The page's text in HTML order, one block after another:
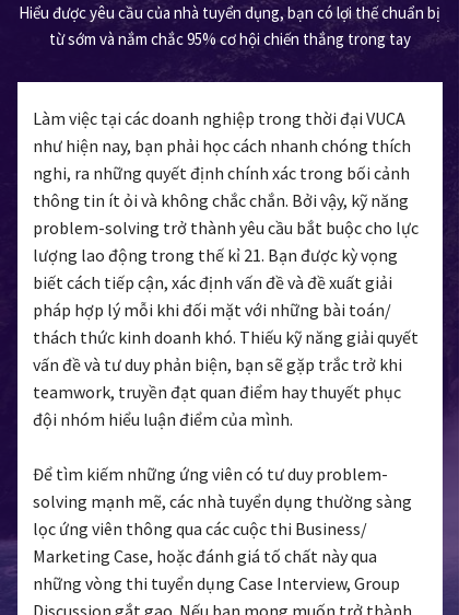
Hiểu được yêu cầu của nhà tuyển dụng, bạn có lợi thế chuẩn bị
từ sớm và nắm chắc 95% cơ hội chiến thắng trong tay
Làm việc tại các doanh nghiệp trong thời đại VUCA
như hiện nay, bạn phải học cách nhanh chóng thích
nghi, ra những quyết định chính xác trong bối cảnh
thông tin ít ỏi và không chắc chắn. Bởi vậy, kỹ năng
problem-solving trở thành yêu cầu bắt buộc cho lực
lượng lao động trong thế kỉ 21. Bạn được kỳ vọng
biết cách tiếp cận, xác định vấn đề và đề xuất giải
pháp hợp lý mỗi khi đối mặt với những bài toán/
thách thức kinh doanh khó. Thiếu kỹ năng giải quyết
vấn đề và tư duy phản biện, bạn sẽ gặp trắc trở khi
teamwork, truyền đạt quan điểm hay thuyết phục
đội nhóm hiểu luận điểm của mình.
Để tìm kiếm những ứng viên có tư duy problem-
solving mạnh mẽ, các nhà tuyển dụng thường sàng
lọc ứng viên thông qua các cuộc thi Business/
Marketing Case, hoặc đánh giá tố chất này qua
những vòng thi tuyển dụng Case Interview, Group